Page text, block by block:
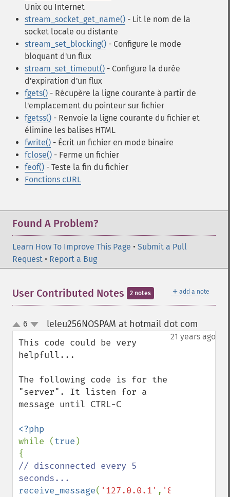
Unix ou Internet
stream_socket_get_name() - Lit le nom de la
socket locale ou distante
stream_set_blocking() - Configure le mode
bloquant d'un flux
stream_set_timeout() - Configure la durée
d'expiration d'un flux
fgets() - Récupère la ligne courante à partir de
l'emplacement du pointeur sur fichier
fgetss() - Renvoie la ligne courante du fichier et
élimine les balises HTML
fwrite() - Écrit un fichier en mode binaire
fclose() - Ferme un fichier
feof() - Teste la fin du fichier
Fonctions cURL
Found A Problem?
Learn How To Improve This Page • Submit a Pull
Request • Report a Bug
＋ add a note
User Contributed Notes 2 notes
up
down
6 leleu256NOSPAM at hotmail dot com
21 years ago
This code could be very
helpfull...
The following code is for the
"server". It listen for a
message until CTRL-C
while (true )
// disconnected every 5
receive_message( '127.0.0.1' , '85'